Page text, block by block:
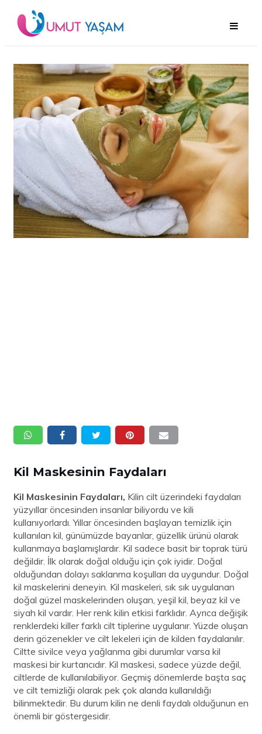
Kil Maskesinin Faydaları
Kil Maskesinin Faydaları, Kilin cilt üzerindeki faydaları
yüzyıllar öncesinden insanlar biliyordu ve kili
kullanıyorlardı. Yıllar öncesinden başlayan temizlik için
kullanılan kil, günümüzde bayanlar, güzellik ürünü olarak
kullanmaya başlamışlardır. Kil sadece basit bir toprak türü
değildir. İlk olarak doğal olduğu için çok iyidir. Doğal
olduğundan dolayı saklanma koşulları da uygundur. Doğal
kil maskelerini deneyin. Kil maskeleri, sık sık uygulanan
doğal güzel maskelerinden oluşan, yeşil kil, beyaz kil ve
siyah kil vardır. Her renk kilin etkisi farklıdır. Ayrıca değişik
renklerdeki killer farklı cilt tiplerine uygulanır. Yüzde oluşan
derin gözenekler ve cilt lekeleri için de kilden faydalanılır.
Ciltte sivilce veya yağlanma gibi durumlar varsa kil
maskesi bir kurtarıcıdır. Kil maskesi, sadece yüzde değil,
ciltlerde de kullanılabiliyor. Geçmiş dönemlerde başta saç
ve cilt temizliği olarak pek çok alanda kullanıldığı
bilinmektedir. Bu durum kilin ne denli faydalı olduğunun en
önemli bir göstergesidir.